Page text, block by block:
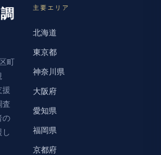
調
町
援
査
の
主要エリア
北海道
東京都
神奈川県
大阪府
愛知県
福岡県
京都府